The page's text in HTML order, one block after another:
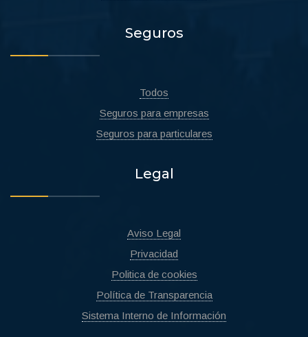
Seguros
Todos
Seguros para empresas
Seguros para particulares
Legal
Aviso Legal
Privacidad
Politica de cookies
Política de Transparencia
Sistema Interno de Información